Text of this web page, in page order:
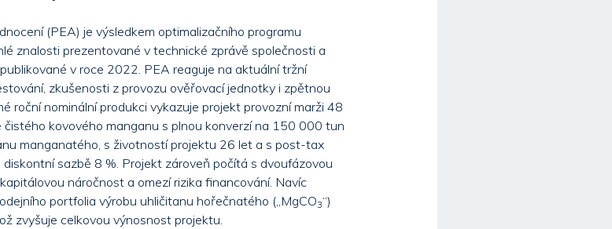
(PEA) je výsledkem optimalizačního programu
znalosti prezentované v technické zprávě společnosti a
v roce 2022. PEA reaguje na aktuální tržní
zkušenosti z provozu ověřovací jednotky i zpětnou
roční nominální produkci vykazuje projekt provozní marži 48
kovového manganu s plnou konverzí na 150 000 tun
manganatého, s životností projektu 26 let a s post-tax
sazbě 8 %. Projekt zároveň počítá s dvoufázovou
náročnost a omezí rizika financování. Navíc
portfolia výrobu uhličitanu hořečnatého („MgCO3“)
zvyšuje celkovou výnosnost projektu.